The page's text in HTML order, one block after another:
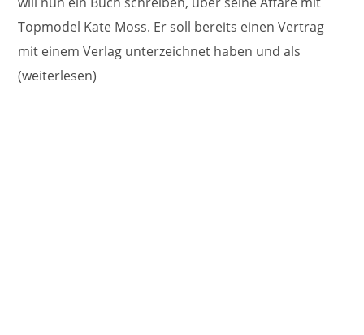
Topmodel Kate Moss. Er soll bereits einen Vertrag
mit einem Verlag unterzeichnet haben und als
(weiterlesen)